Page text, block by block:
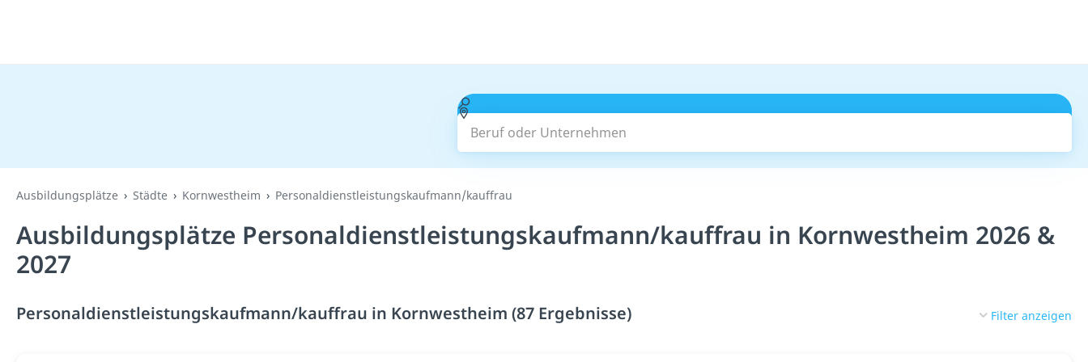
Beruf oder Unternehmen
Ausbildungsplätze Städte Kornwestheim Personaldienstleistungskaufmann/kauffrau
Ausbildungsplätze Personaldienstleistungskaufmann/kauffrau in Kornwestheim 2026 &
2027
Personaldienstleistungskaufmann/kauffrau in Kornwestheim (87 Ergebnisse) Filter anzeigen